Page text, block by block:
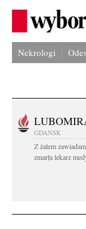
Nekrologi
GDAŃSK
Z żalem
zmarła lekarz